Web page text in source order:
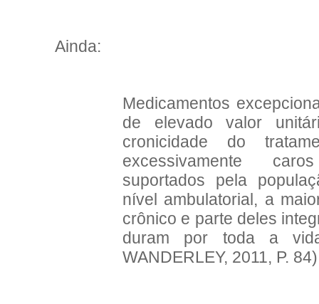
Ainda:
Medicamentos
de elevado valor
cronicidade do
excessivamente
suportados pela
nível ambulatorial, a
crônico e parte deles
duram por toda a
WANDERLEY, 2011, P.